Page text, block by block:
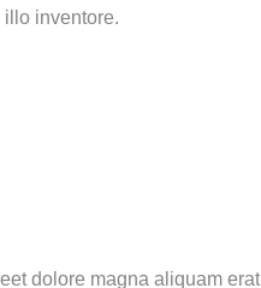
inventore.
dolore magna aliquam erat